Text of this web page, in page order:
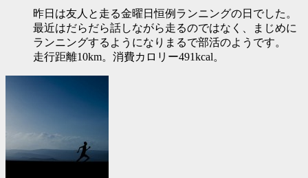
昨日は友人と走る金曜日恒例ランニングの日でした。
最近はだらだら話しながら走るのではなく、まじめに
ランニングするようになりまるで部活のようです。
走行距離10km。消費カロリー491kcal。